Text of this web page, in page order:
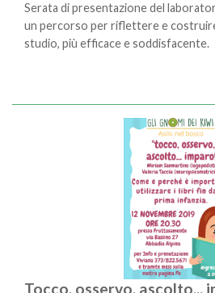
Serata di presentazione del
un percorso per riflettere e
studio, più efficace e soddisfacente.
Tocco, osservo, ascolto...